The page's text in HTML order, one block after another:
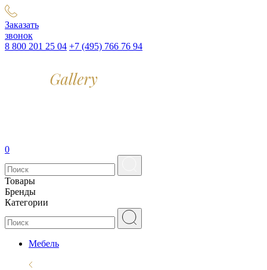
Заказать
звонок
8 800 201 25 04 +7 (495) 766 76 94
0
Товары
Бренды
Категории
Мебель